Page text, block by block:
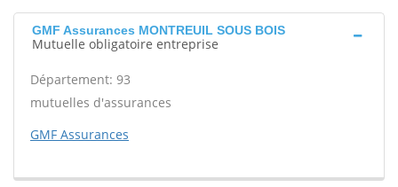
GMF Assurances MONTREUIL SOUS BOIS
Mutuelle obligatoire entreprise
Département: 93
mutuelles d'assurances
GMF Assurances